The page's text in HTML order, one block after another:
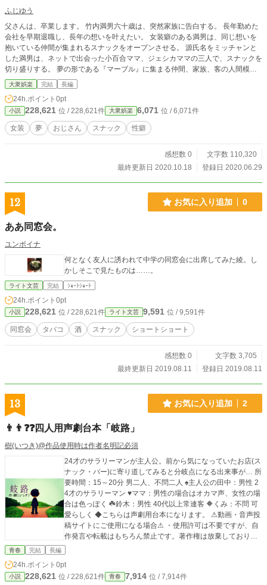
ふじゆう
父さんは、卒業します。 竹内満男六十歳は、突然家族に告白する。 長年勤めた
会社を早期退職し、長年の想いを叶えたい。 女装癖のある満男は、同じ想いを
抱いている仲間が集まれるスナックをオープンさせる。 源氏名をミッチャンと
した満男は、ネットで出会った小百合ママ、ジェシカママの三人で、スナックを
切り盛りする。 夢の形である『マーブル』に集まる仲間、家族、客の人間模様
を描いた長編物語。
大衆娯楽 完結 長編
24h.ポイント 0pt
小説 228,621 位 / 228,621件 大衆娯楽 6,071 位 / 6,071件
女装 夢 おじさん スナック 性癖
感想数 0
文字数 110,320
最終更新日 2020.10.18
登録日 2020.06.29
12 お気に入り追加 0
ああ同窓会。
ユンボイナ
何となく友人に誘われて中学の同窓会に出席してみた綾。し
かしそこで見たものは……。
ライト文芸 完結 ｼｮｰﾄｼｮｰﾄ
24h.ポイント 0pt
小説 228,621 位 / 228,621件 ライト文芸 9,591 位 / 9,591件
同窓会 タバコ 酒 スナック ショートショート
感想数 0
文字数 3,705
最終更新日 2019.08.11
登録日 2019.08.11
13 お気に入り追加 2
👨👨❓️❓️四人用声劇台本「岐路」
樹(いつき)@作品使用時は作者名明記必須
24才のサラリーマンが主人公。前から気になっていたお店(ス
ナック・バー)に寄り道してみると分岐点になる出来事が… 所
要時間：15～20分 男二人、不問二人 ♠️主人公の田中：男性 2
4才のサラリーマン ♥️ママ：男性の場合はオカマ声、女性の場
合は色っぽく ☘️鈴木：男性 40代以上常連客 🔶くみ：不問 可
愛らしく ◆こちらは声劇用台本になります。 ⚠動画・音声投
稿サイトにご使用になる場合⚠ ・使用許可は不要ですが、自
作発言や転載はもちろん禁止です。著作権は放棄しておりま
せん。必ず作者名の樹(いつき)を記載して下さい。(何度注意
語尾変更や方言などの多少のアレンジはokですが、大幅なア
レンジや台本の世界観をぶち壊すようなアレンジやエフェク
青春 完結 長編
24h.ポイント 0pt
小説 228,621 位 / 228,621件 青春 7,914 位 / 7,914件